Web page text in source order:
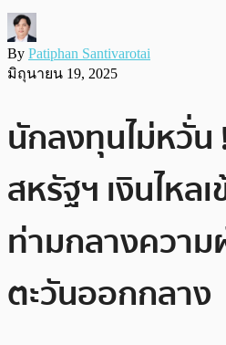
By Patiphan Santivarotai
มิถุนายน 19, 2025
นักลงทุนไม่หวั่น
สหรัฐฯ เงินไหล
ท่ามกลางควา
ตะวันออกกลาง